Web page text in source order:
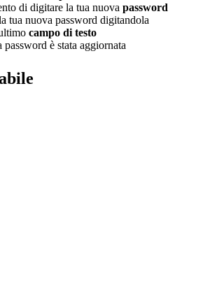
di digitare la tua nuova password
tua nuova password digitandola
campo di testo
è stata aggiornata